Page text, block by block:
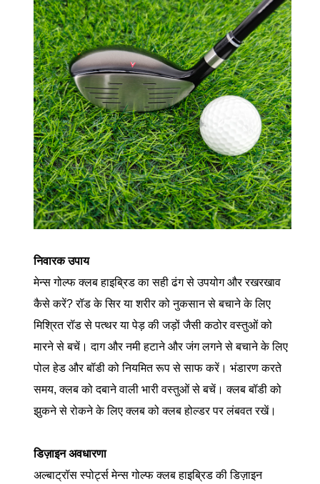
निवारक उपाय
मेन्स गोल्फ क्लब हाइब्रिड का सही ढंग से उपयोग और रखरखाव
कैसे करें? रॉड के सिर या शरीर को नुकसान से बचाने के लिए
मिश्रित रॉड से पत्थर या पेड़ की जड़ों जैसी कठोर वस्तुओं को
मारने से बचें। दाग और नमी हटाने और जंग लगने से बचाने के लिए
पोल हेड और बॉडी को नियमित रूप से साफ करें। भंडारण करते
समय, क्लब को दबाने वाली भारी वस्तुओं से बचें। क्लब बॉडी को
झुकने से रोकने के लिए क्लब को क्लब होल्डर पर लंबवत रखें।
डिज़ाइन अवधारणा
अल्बाट्रॉस स्पोर्ट्स मेन्स गोल्फ क्लब हाइब्रिड की डिज़ाइन